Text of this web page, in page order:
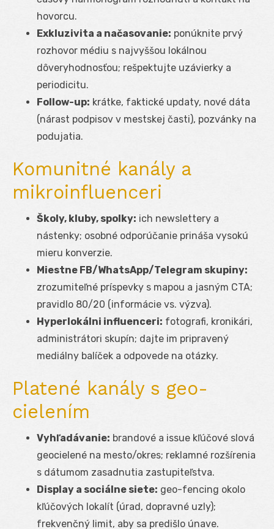
hovorcu.
Exkluzivita a načasovanie: ponúknite prvý
rozhovor médiu s najvyššou lokálnou
dôveryhodnosťou; rešpektujte uzávierky a
periodicitu.
Follow-up: krátke, faktické updaty, nové dáta
(nárast podpisov v mestskej časti), pozvánky na
podujatia.
Komunitné kanály a
mikroinfluenceri
Školy, kluby, spolky: ich newslettery a
nástenky; osobné odporúčanie prináša vysokú
mieru konverzie.
Miestne FB/WhatsApp/Telegram skupiny:
zrozumiteľné príspevky s mapou a jasným CTA;
pravidlo 80/20 (informácie vs. výzva).
Hyperlokálni influenceri: fotografi, kronikári,
administrátori skupín; dajte im pripravený
mediálny balíček a odpovede na otázky.
Platené kanály s geo-
cielením
Vyhľadávanie: brandové a issue kľúčové slová
geocielené na mesto/okres; reklamné rozšírenia
s dátumom zasadnutia zastupiteľstva.
Display a sociálne siete: geo-fencing okolo
kľúčových lokalít (úrad, dopravné uzly);
frekvenčný limit, aby sa predišlo únave.